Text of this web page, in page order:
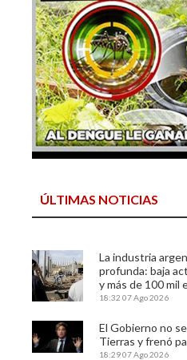
ÚLTIMAS NOTICIAS
La industria
profunda: baja
y más de 100 mil
18:32 07 Ago 2026
El Gobierno no
Tierras y frenó
18:2907 Ago 2026